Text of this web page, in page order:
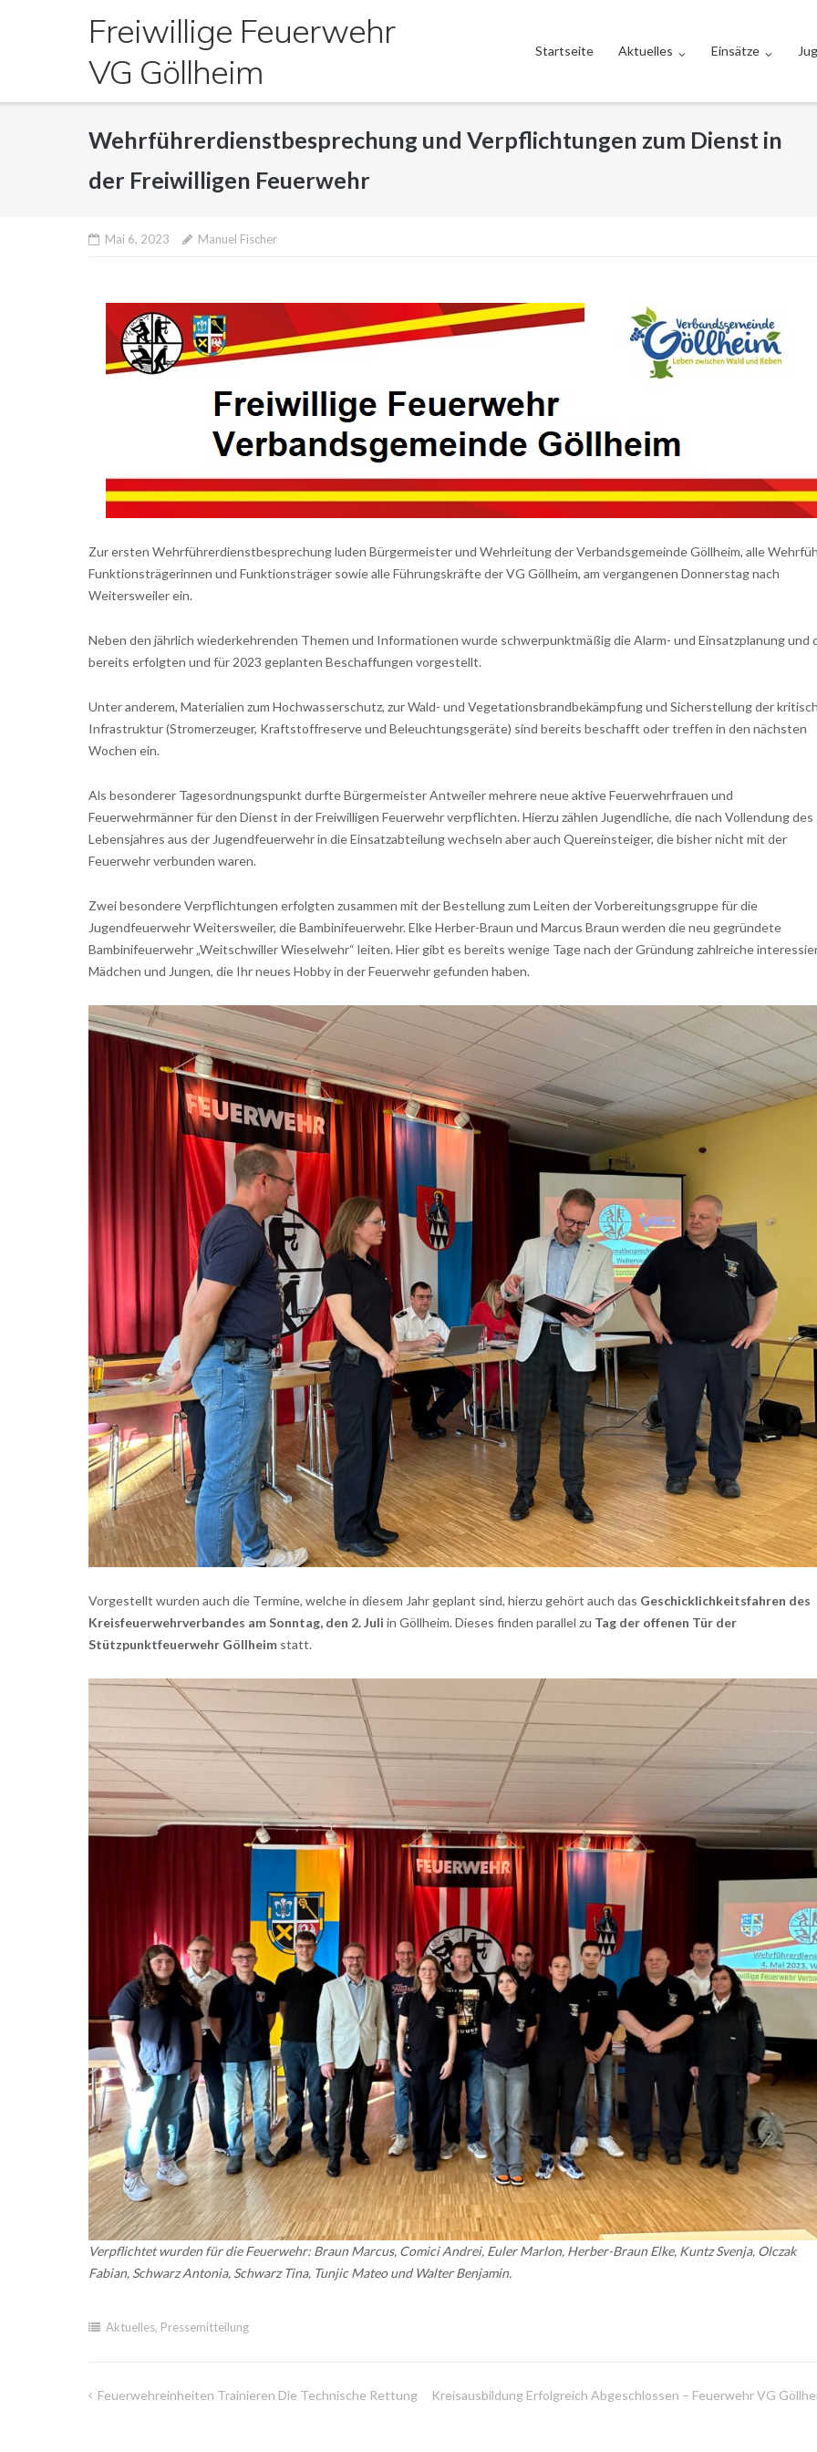
Freiwillige Feuerwehr
VG Göllheim
Startseite Aktuelles Einsätze
Wehrführerdienstbesprechung und Verpflichtungen zum Dienst in
der Freiwilligen Feuerwehr
Mai 6, 2023 Manuel Fischer
Zur ersten Wehrführerdienstbesprechung luden Bürgermeister und Wehrleitung der Verbandsgemeinde Göllheim, alle
Funktionsträgerinnen und Funktionsträger sowie alle Führungskräfte der VG Göllheim, am vergangenen Donnerstag nach
Weitersweiler ein.
Neben den jährlich wiederkehrenden Themen und Informationen wurde schwerpunktmäßig die Alarm- und Einsatzplanung und
bereits erfolgten und für 2023 geplanten Beschaffungen vorgestellt.
Unter anderem, Materialien zum Hochwasserschutz, zur Wald- und Vegetationsbrandbekämpfung und Sicherstellung der
Infrastruktur (Stromerzeuger, Kraftstoffreserve und Beleuchtungsgeräte) sind bereits beschafft oder treffen in den nächsten
Wochen ein.
Als besonderer Tagesordnungspunkt durfte Bürgermeister Antweiler mehrere neue aktive Feuerwehrfrauen und
Feuerwehrmänner für den Dienst in der Freiwilligen Feuerwehr verpflichten. Hierzu zählen Jugendliche, die nach Vollendung des
Lebensjahres aus der Jugendfeuerwehr in die Einsatzabteilung wechseln aber auch Quereinsteiger, die bisher nicht mit der
Feuerwehr verbunden waren.
Zwei besondere Verpflichtungen erfolgten zusammen mit der Bestellung zum Leiten der Vorbereitungsgruppe für die
Jugendfeuerwehr Weitersweiler, die Bambinifeuerwehr. Elke Herber-Braun und Marcus Braun werden die neu gegründete
Bambinifeuerwehr „Weitschwiller Wieselwehr“ leiten. Hier gibt es bereits wenige Tage nach der Gründung zahlreiche
Mädchen und Jungen, die Ihr neues Hobby in der Feuerwehr gefunden haben.
Vorgestellt wurden auch die Termine, welche in diesem Jahr geplant sind, hierzu gehört auch das Geschicklichkeitsfahren des
Kreisfeuerwehrverbandes am Sonntag, den 2. Juli in Göllheim. Dieses finden parallel zu Tag der offenen Tür der
Stützpunktfeuerwehr Göllheim statt.
Verpflichtet wurden für die Feuerwehr: Braun Marcus, Comici Andrei, Euler Marlon, Herber-Braun Elke, Kuntz Svenja, Olczak
Fabian, Schwarz Antonia, Schwarz Tina, Tunjic Mateo und Walter Benjamin.
Aktuelles, Pressemitteilung
Beitragsnavigation
Feuerwehreinheiten Trainieren Die Technische Rettung Kreisausbildung Erfolgreich Abgeschlossen – Feuerwehr VG